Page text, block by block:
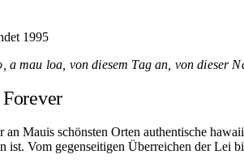
1995
a mau loa, von diesem Tag an, von dieser
an Mauis schönsten Orten authentische
ist. Vom gegenseitigen Überreichen der Lei